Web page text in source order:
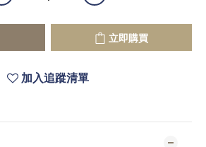
立即購買
加入追蹤清單